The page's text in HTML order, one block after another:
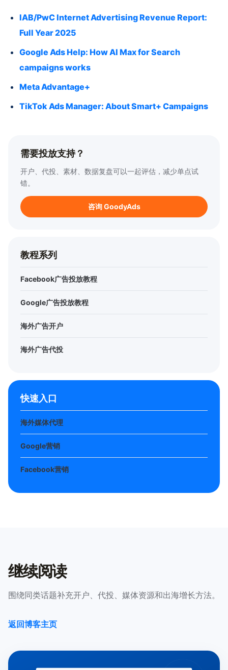
IAB/PwC Internet Advertising Revenue Report:
Full Year 2025
Google Ads Help: How AI Max for Search
campaigns works
Meta Advantage+
TikTok Ads Manager: About Smart+ Campaigns
需要投放支持？
开户、代投、素材、数据复盘可以一起评估，减少单点试
错。
咨询 GoodyAds
教程系列
Facebook广告投放教程
Google广告投放教程
海外广告开户
海外广告代投
快速入口
海外媒体代理
Google营销
Facebook营销
继续阅读
围绕同类话题补充开户、代投、媒体资源和出海增长方法。
返回博客主页